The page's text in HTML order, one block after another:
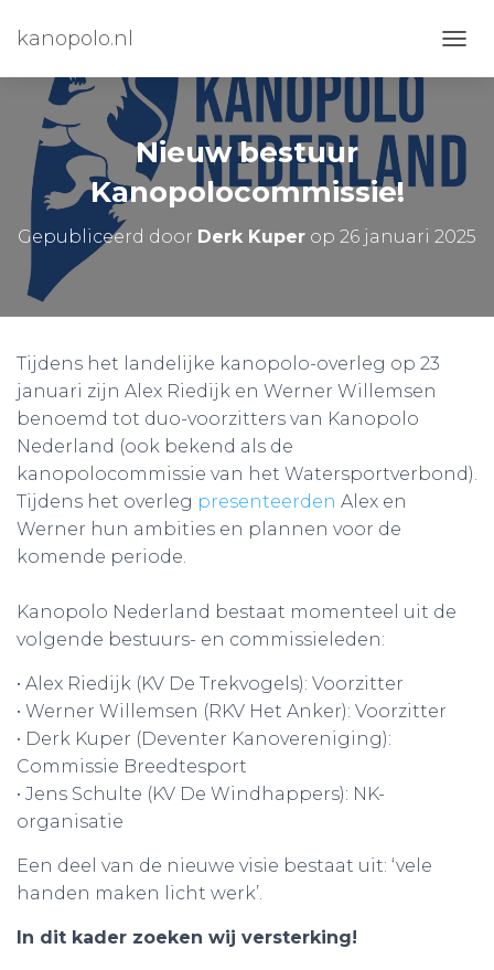
kanopolo.nl
A
G
T
W
Nieuw bestuur
Kanopolocommissie!
Gepubliceerd door Derk Kuper op 26 januari 2025
Tijdens het landelijke kanopolo-overleg op 23
januari zijn Alex Riedijk en Werner Willemsen
benoemd tot duo-voorzitters van Kanopolo
Nederland (ook bekend als de
kanopolocommissie van het Watersportverbond).
Tijdens het overleg presenteerden Alex en
Werner hun ambities en plannen voor de
komende periode.
Kanopolo Nederland bestaat momenteel uit de
volgende bestuurs- en commissieleden:
•⁠ ⁠Alex Riedijk (KV De Trekvogels): Voorzitter
•⁠ ⁠Werner Willemsen (RKV Het Anker): Voorzitter
•⁠ ⁠Derk Kuper (Deventer Kanovereniging):
Commissie Breedtesport
•⁠ ⁠Jens Schulte (KV De Windhappers): NK-
organisatie
Een deel van de nieuwe visie bestaat uit: ‘vele
handen maken licht werk’.
In dit kader zoeken wij versterking!